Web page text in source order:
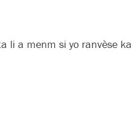
li a menm si yo ranvèse ka